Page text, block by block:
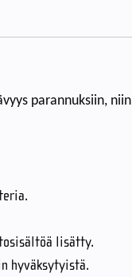
parannuksiin, niin
lisätty.
hyväksytyistä.